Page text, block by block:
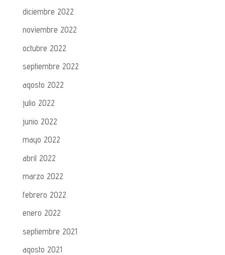
diciembre 2022
noviembre 2022
octubre 2022
septiembre 2022
agosto 2022
julio 2022
junio 2022
mayo 2022
abril 2022
marzo 2022
febrero 2022
enero 2022
septiembre 2021
agosto 2021